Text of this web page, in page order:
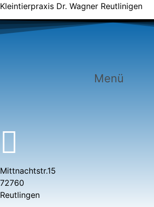
Kleintierpraxis Dr. Wagner Reutlinigen
Menü
Mittnachtstr.15
72760
Reutlingen